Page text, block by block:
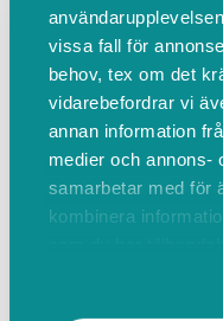
vissa fall för
behov, tex om det
vidarebefordrar vi
annan information
medier och annons-
samarbetar med för
kombinera
Mer info
Massage 60
60 min
950,00 SEK
tex